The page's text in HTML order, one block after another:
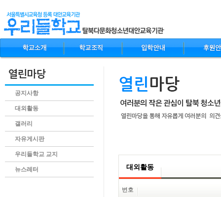
공지사항
대외활동
갤러리
자유게시판
우리들학교 교지
뉴스레터 대외활동
번호